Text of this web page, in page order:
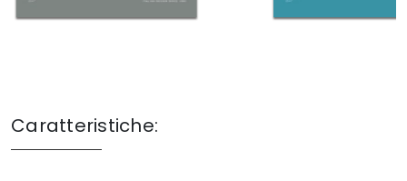
Caratteristiche: